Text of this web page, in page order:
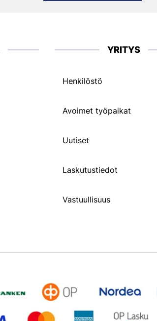
YRITYS
Henkilöstö
Avoimet työpaikat
Uutiset
Laskutustiedot
Vastuullisuus